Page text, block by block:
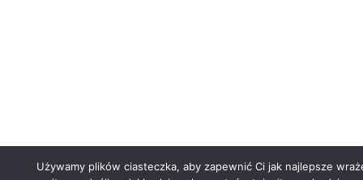
Używamy plików ciasteczka, aby zapewnić Ci jak najlepsze